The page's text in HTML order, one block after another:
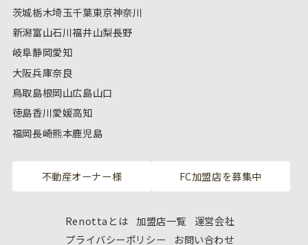
茨城栃木埼玉千葉東京神奈川
新潟富山石川福井山梨長野
岐阜静岡愛知
大阪兵庫奈良
鳥取島根岡山広島山口
徳島香川愛媛高知
福岡長崎熊本鹿児島
不動産オーナー様 FC加盟店を募集中
Renottaとは 加盟店一覧
運営会社
プライバシーポリシー
お問い合わせ